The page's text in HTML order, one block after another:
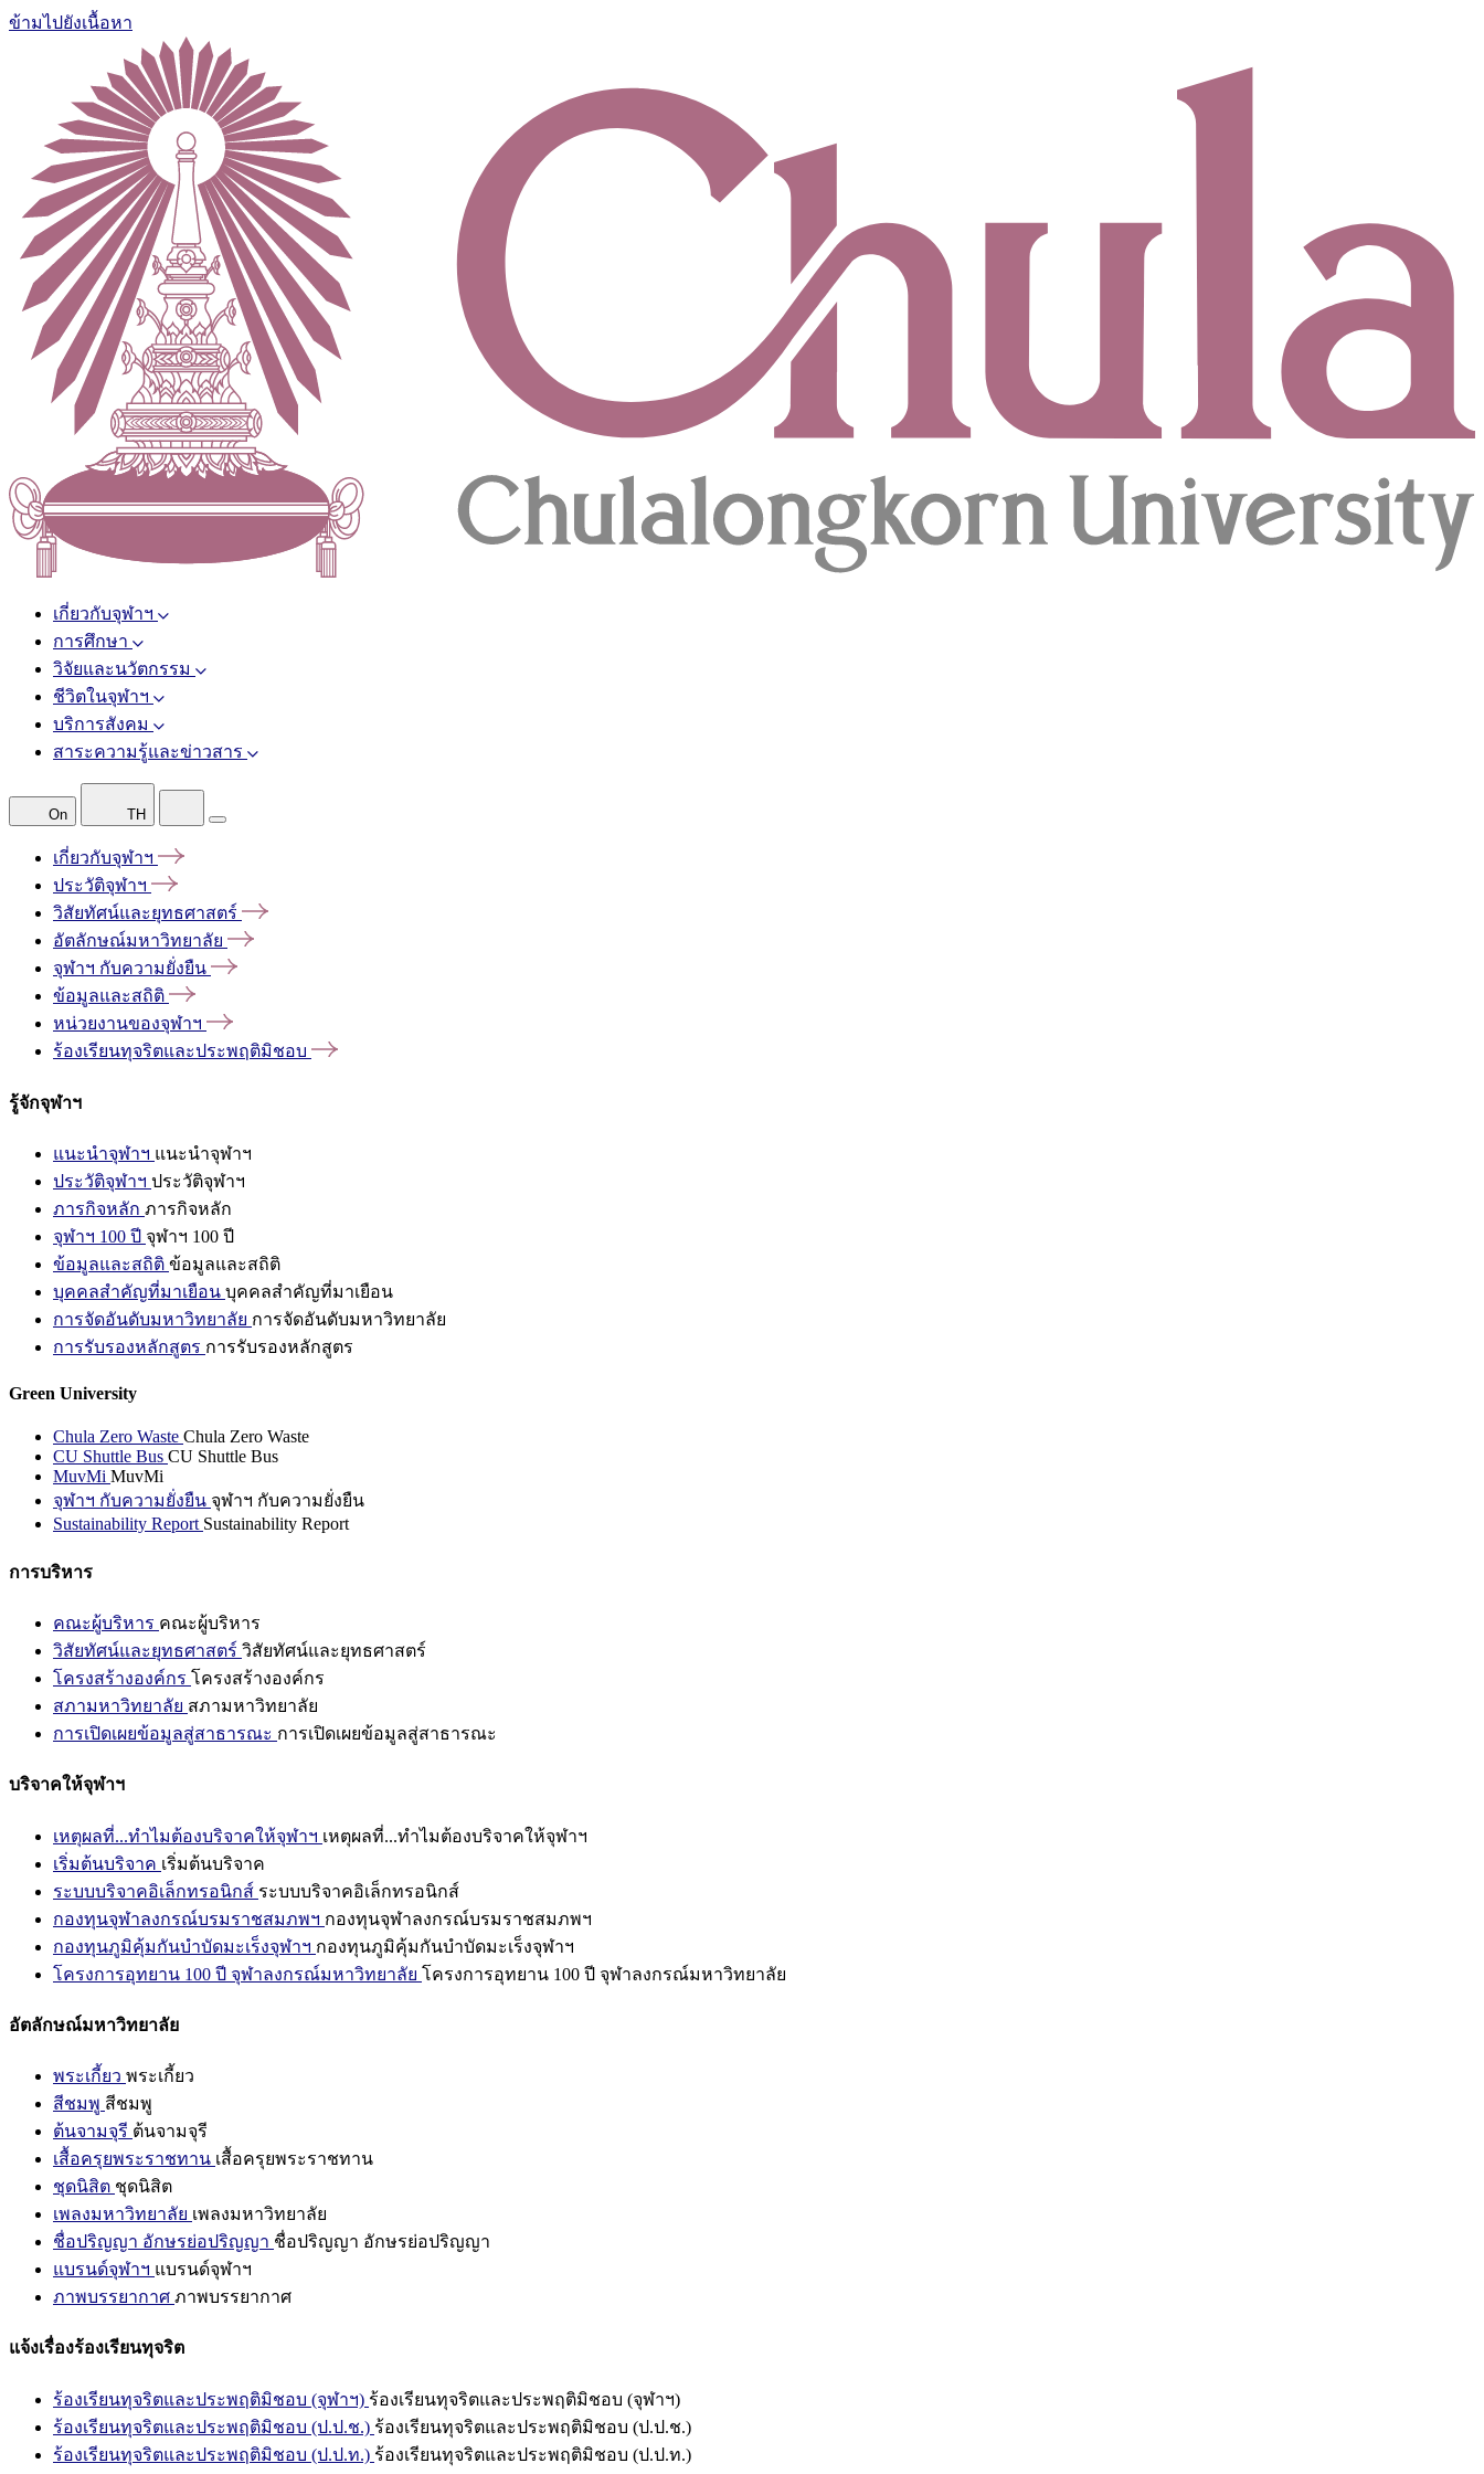
ข้ามไปยังเนื้อหา
เกี่ยวกับจุฬาฯ
การศึกษา
วิจัยและนวัตกรรม
ชีวิตในจุฬาฯ
บริการสังคม
สาระความรู้และข่าวสาร
On TH
เกี่ยวกับจุฬาฯ
ประวัติจุฬาฯ
วิสัยทัศน์และยุทธศาสตร์
อัตลักษณ์มหาวิทยาลัย
จุฬาฯ กับความยั่งยืน
ข้อมูลและสถิติ
หน่วยงานของจุฬาฯ
ร้องเรียนทุจริตและประพฤติมิชอบ
รู้จักจุฬาฯ
แนะนำจุฬาฯ แนะนำจุฬาฯ
ประวัติจุฬาฯ ประวัติจุฬาฯ
ภารกิจหลัก ภารกิจหลัก
จุฬาฯ 100 ปี จุฬาฯ 100 ปี
ข้อมูลและสถิติ ข้อมูลและสถิติ
บุคคลสำคัญที่มาเยือน บุคคลสำคัญที่มาเยือน
การจัดอันดับมหาวิทยาลัย การจัดอันดับมหาวิทยาลัย
การรับรองหลักสูตร การรับรองหลักสูตร
Green University
Chula Zero Waste Chula Zero Waste
CU Shuttle Bus CU Shuttle Bus
MuvMi MuvMi
จุฬาฯ กับความยั่งยืน จุฬาฯ กับความยั่งยืน
Sustainability Report Sustainability Report
การบริหาร
คณะผู้บริหาร คณะผู้บริหาร
วิสัยทัศน์และยุทธศาสตร์ วิสัยทัศน์และยุทธศาสตร์
โครงสร้างองค์กร โครงสร้างองค์กร
สภามหาวิทยาลัย สภามหาวิทยาลัย
การเปิดเผยข้อมูลสู่สาธารณะ การเปิดเผยข้อมูลสู่สาธารณะ
บริจาคให้จุฬาฯ
เหตุผลที่...ทำไมต้องบริจาคให้จุฬาฯ เหตุผลที่...ทำไมต้องบริจาคให้จุฬาฯ
เริ่มต้นบริจาค เริ่มต้นบริจาค
ระบบบริจาคอิเล็กทรอนิกส์ ระบบบริจาคอิเล็กทรอนิกส์
กองทุนจุฬาลงกรณ์บรมราชสมภพฯ กองทุนจุฬาลงกรณ์บรมราชสมภพฯ
กองทุนภูมิคุ้มกันบำบัดมะเร็งจุฬาฯ กองทุนภูมิคุ้มกันบำบัดมะเร็งจุฬาฯ
โครงการอุทยาน 100 ปี จุฬาลงกรณ์มหาวิทยาลัย โครงการอุทยาน 100 ปี จุฬาลงกรณ์มหาวิทยาลัย
อัตลักษณ์มหาวิทยาลัย
พระเกี้ยว พระเกี้ยว
สีชมพู สีชมพู
ต้นจามจุรี ต้นจามจุรี
เสื้อครุยพระราชทาน เสื้อครุยพระราชทาน
ชุดนิสิต ชุดนิสิต
เพลงมหาวิทยาลัย เพลงมหาวิทยาลัย
ชื่อปริญญา อักษรย่อปริญญา ชื่อปริญญา อักษรย่อปริญญา
แบรนด์จุฬาฯ แบรนด์จุฬาฯ
ภาพบรรยากาศ ภาพบรรยากาศ
แจ้งเรื่องร้องเรียนทุจริต
ร้องเรียนทุจริตและประพฤติมิชอบ (จุฬาฯ) ร้องเรียนทุจริตและประพฤติมิชอบ (จุฬาฯ)
ร้องเรียนทุจริตและประพฤติมิชอบ (ป.ป.ช.) ร้องเรียนทุจริตและประพฤติมิชอบ (ป.ป.ช.)
ร้องเรียนทุจริตและประพฤติมิชอบ (ป.ป.ท.) ร้องเรียนทุจริตและประพฤติมิชอบ (ป.ป.ท.)